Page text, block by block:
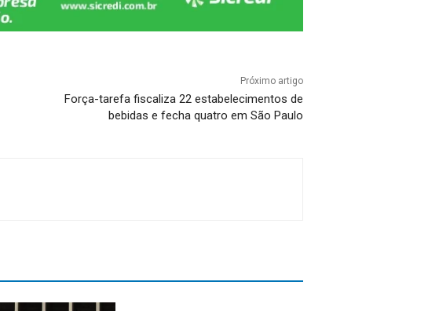
Próximo artigo
Força-tarefa fiscaliza 22 estabelecimentos de
bebidas e fecha quatro em São Paulo